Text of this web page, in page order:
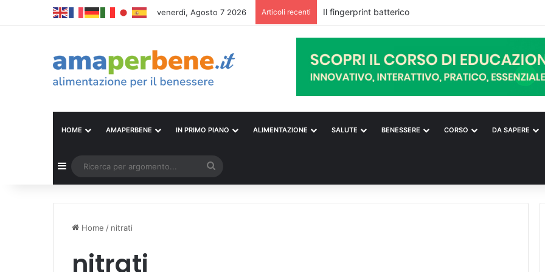
venerdì, Agosto 7 2026 Articoli recenti Il fingerprint batterico
HOME AMAPERBENE IN PRIMO PIANO ALIMENTAZIONE SALUTE BENESSERE CORSO DA SAPERE
Barra laterale
per
Home / nitrati
nitrati